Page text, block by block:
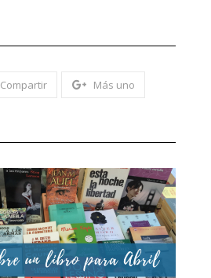
Compartir Más uno